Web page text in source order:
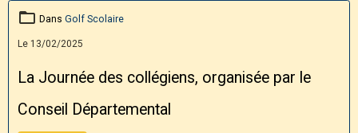
Dans Golf Scolaire
Le 13/02/2025
La Journée des collégiens, organisée par le
Conseil Départemental